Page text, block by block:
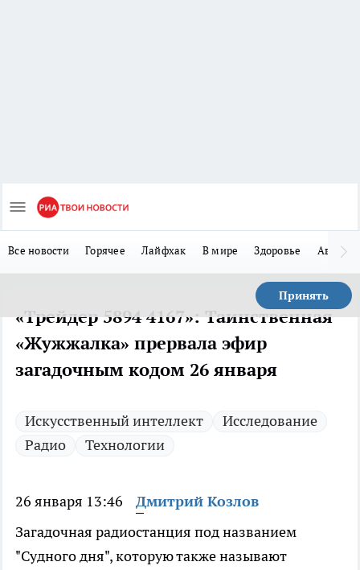
Все новости Горячее Лайфхак В мире Здоровье Авто
Принять
«Трейдер 5894 4167»: Таинственная
«Жужжалка» прервала эфир
загадочным кодом 26 января
Искусственный интеллект
Исследование
Радио
Технологии
26 января 13:46
Дмитрий Козлов
Загадочная радиостанция под названием
"Судного дня", которую также называют